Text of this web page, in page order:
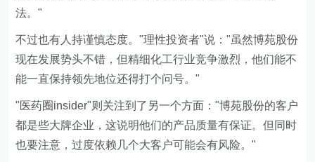
法。"
不过也有人持谨慎态度。"理性投资者"说："虽然博苑股份
现在发展势头不错，但精细化工行业竞争激烈，他们能不
能一直保持领先地位还得打个问号。"
"医药圈insider"则关注到了另一个方面："博苑股份的客户
都是些大牌企业，这说明他们的产品质量有保证。但同时
也要注意，过度依赖几个大客户可能会有风险。"